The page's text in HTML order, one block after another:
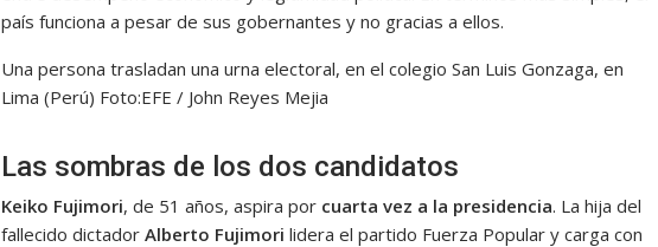
país funciona a pesar de sus gobernantes y no gracias a ellos.
Una persona trasladan una urna electoral, en el colegio San Luis Gonzaga, en
Lima (Perú) Foto:EFE / John Reyes Mejia
Las sombras de los dos candidatos
Keiko Fujimori, de 51 años, aspira por cuarta vez a la presidencia. La hija del
fallecido dictador Alberto Fujimori lidera el partido Fuerza Popular y carga con